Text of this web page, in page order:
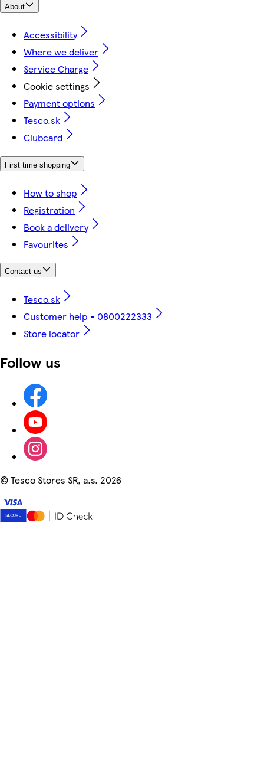
About
Accessibility
Where we deliver
Service Charge
Cookie settings
Payment options
Tesco.sk
Clubcard
First time shopping
How to shop
Registration
Book a delivery
Favourites
Contact us
Tesco.sk
Customer help - 0800222333
Store locator
Follow us
©Tesco Stores SR, a.s. 2026